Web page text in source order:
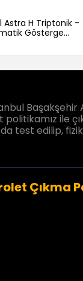
Astra H Triptonik -
Gösterge
Saati 13225987
ile
test edilip,
Çıkma